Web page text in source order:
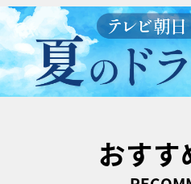
おすす